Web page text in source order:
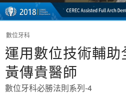
數位牙科
運用數位技術輔
黃傳貴醫師
數位牙科必勝法則系列-4